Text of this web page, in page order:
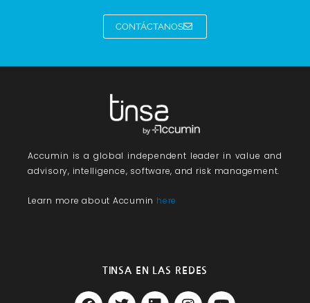
CONTÁCTANOS
Accumin is a global independent leader in value and
advisory, intelligence, software, and risk management.
Learn more about Accumin here
TINSA EN LAS REDES
F T L I Y